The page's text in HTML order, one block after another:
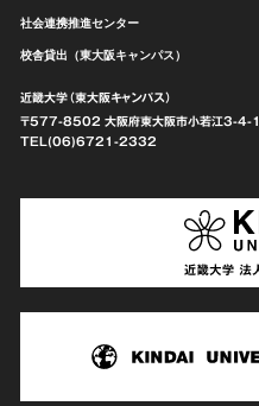
社会連携推進センター
校舎貸出（東大阪キャンパス）
近畿大学（東大阪キャンパス）
〒577-8502 大阪府東大阪市小若江3-4-1
TEL(06)6721-2332